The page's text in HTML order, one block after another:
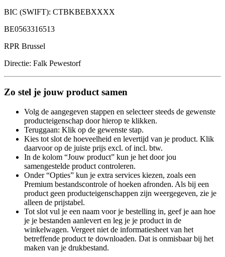
BIC (SWIFT): CTBKBEBXXXX
BE0563316513
RPR Brussel
Directie: Falk Pewestorf
Zo stel je jouw product samen
Volg de aangegeven stappen en selecteer steeds de gewenste
producteigenschap door hierop te klikken.
Teruggaan: Klik op de gewenste stap.
Kies tot slot de hoeveelheid en levertijd van je product. Klik
daarvoor op de juiste prijs excl. of incl. btw.
In de kolom “Jouw product” kun je het door jou
samengestelde product controleren.
Onder “Opties” kun je extra services kiezen, zoals een
Premium bestandscontrole of hoeken afronden. Als bij een
product geen producteigenschappen zijn weergegeven, zie je
alleen de prijstabel.
Tot slot vul je een naam voor je bestelling in, geef je aan hoe
je je bestanden aanlevert en leg je je product in de
winkelwagen. Vergeet niet de informatiesheet van het
betreffende product te downloaden. Dat is onmisbaar bij het
maken van je drukbestand.